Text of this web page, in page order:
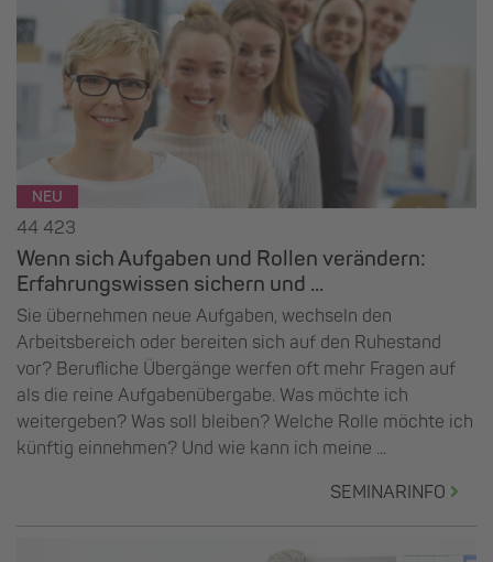
NEU
44 423
Wenn sich Aufgaben und Rollen verändern:
Erfahrungswissen sichern und ...
Sie übernehmen neue Aufgaben, wechseln den
Arbeitsbereich oder bereiten sich auf den Ruhestand
vor? Berufliche Übergänge werfen oft mehr Fragen auf
als die reine Aufgabenübergabe. Was möchte ich
weitergeben? Was soll bleiben? Welche Rolle möchte ich
künftig einnehmen? Und wie kann ich meine ...
SEMINARINFO